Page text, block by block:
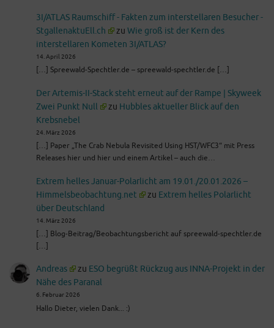
3I/ATLAS Raumschiff - Fakten zum interstellaren Besucher -
StgallenaktuEll.ch
zu Wie groß ist der Kern des
interstellaren Kometen 3I/ATLAS?
14. April 2026
[…] Spreewald-Spechtler.de – spreewald-spechtler.de […]
Der Artemis-II-Stack steht erneut auf der Rampe | Skyweek
Zwei Punkt Null
zu Hubbles aktueller Blick auf den
Krebsnebel
24. März 2026
[…] Paper „The Crab Nebula Revisited Using HST/WFC3“ mit Press
Releases hier und hier und einem Artikel – auch die…
Extrem helles Januar-Polarlicht am 19.01./20.01.2026 –
Himmelsbeobachtung.net
zu Extrem helles Polarlicht
über Deutschland
14. März 2026
[…] Blog-Beitrag/Beobachtungsbericht auf spreewald-spechtler.de
[…]
Andreas zu ESO begrüßt Rückzug aus INNA-Projekt in der
Nähe des Paranal
6. Februar 2026
Hallo Dieter, vielen Dank... :)